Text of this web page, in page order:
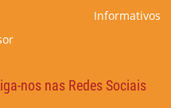
Informativos
nos nas Redes Sociais